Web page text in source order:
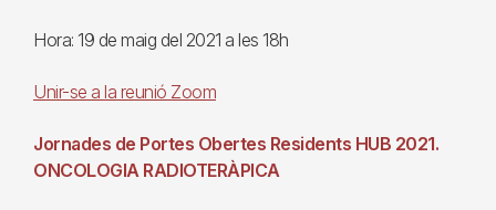
Hora: 19 de maig del 2021 a les 18h
Unir-se a la reunió Zoom
Jornades de Portes Obertes Residents HUB 2021.
ONCOLOGIA RADIOTERÀPICA